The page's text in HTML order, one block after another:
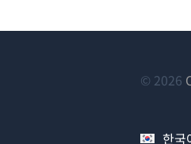
© 2026
한국